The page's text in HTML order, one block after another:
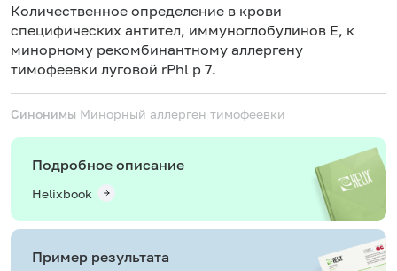
Количественное определение в крови
специфических антител, иммуноглобулинов E, к
минорному рекомбинантному аллергену
тимофеевки луговой rPhl p 7.
Синонимы Минорный аллерген тимофеевки
Подробное описание
Helixbook
Пример результата